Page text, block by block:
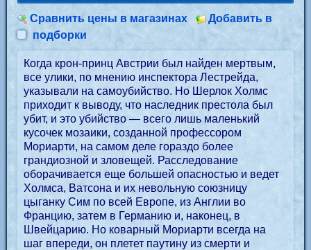
Сравнить цены в магазинах
Добавить в
подборки
Когда крон-принц Австрии был найден мертвым,
все улики, по мнению инспектора Лестрейда,
указывали на самоубийство. Но Шерлок Холмс
приходит к выводу, что наследник престола был
убит, и это убийство — всего лишь маленький
кусочек мозаики, созданной профессором
Мориарти, на самом деле гораздо более
грандиозной и зловещей. Расследование
оборачивается еще большей опасностью и ведет
Холмса, Ватсона и их невольную союзницу
цыганку Сим по всей Европе, из Англии во
Францию, затем в Германию и, наконец, в
Швейцарию. Но коварный Мориарти всегда на
шаг впереди, он плетет паутину из смерти и